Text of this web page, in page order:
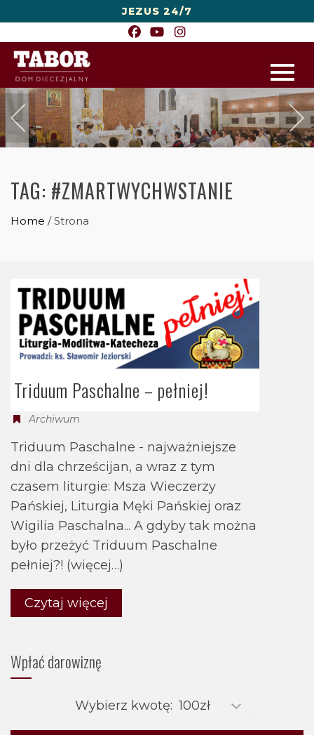
JEZUS 24/7
TAG: #ZMARTWYCHWSTANIE
Home /Strona
Triduum Paschalne – pełniej!
Archiwum
Triduum Paschalne - najważniejsze
dni dla chrześcijan, a wraz z tym
czasem liturgie: Msza Wieczerzy
Pańskiej, Liturgia Męki Pańskiej oraz
Wigilia Paschalna... A gdyby tak można
było przeżyć Triduum Paschalne
pełniej?! (więcej…)
Czytaj więcej
Wpłać darowiznę
Wybierz kwotę: